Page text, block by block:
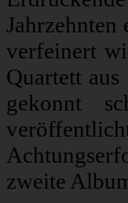
verfeinert
Quartett
gekonnt
zweite